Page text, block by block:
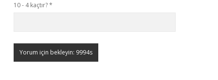
10 - 4 kaçtır?*